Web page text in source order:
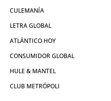
CULEMANÍA
LETRA GLOBAL
ATLÁNTICO HOY
CONSUMIDOR GLOBAL
HULE & MANTEL
CLUB METRÓPOLI